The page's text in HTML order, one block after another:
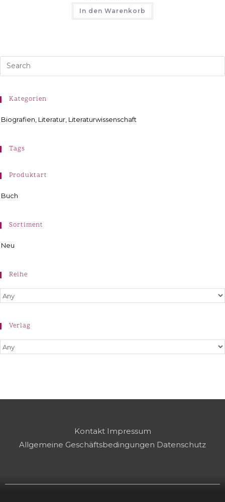
In den Warenkorb
Kategorien
Biografien, Literatur, Literaturwissenschaft
Tags
Produktart
Buch
Sortiment
Neu
Reihe
Verlag
Kontakt Impressum
Allgemeine Geschäftsbedingungen Datenschutz